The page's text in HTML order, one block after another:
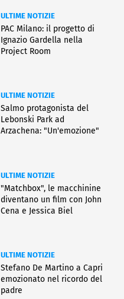
ULTIME NOTIZIE
PAC Milano: il progetto di
Ignazio Gardella nella
Project Room
ULTIME NOTIZIE
Salmo protagonista del
Lebonski Park ad
Arzachena: "Un'emozione"
ULTIME NOTIZIE
"Matchbox", le macchinine
diventano un film con John
Cena e Jessica Biel
ULTIME NOTIZIE
Stefano De Martino a Capri
emozionato nel ricordo del
padre